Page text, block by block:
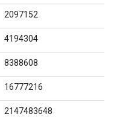
2097152
4194304
8388608
16777216
2147483648